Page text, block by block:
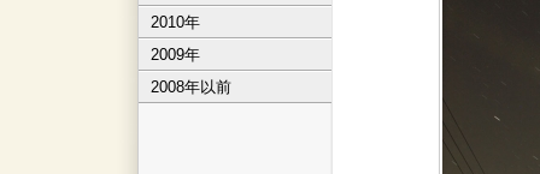
2010年
2009年
2008年以前